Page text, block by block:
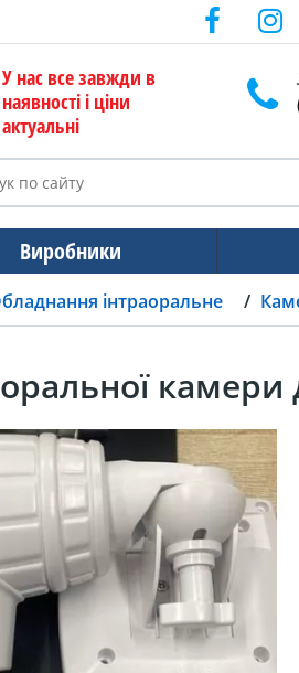
У нас все завжди в
наявності і ціни
актуальні
Виробники
інтраоральне